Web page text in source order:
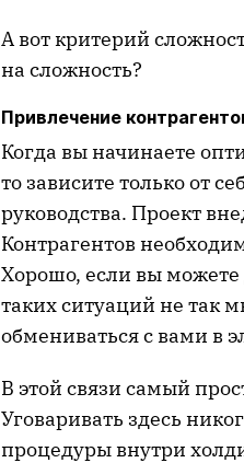
А вот критерий
на сложность?
Привлечение
Когда вы начинаете
то зависите только от
руководства. Проект
Контрагентов
Хорошо, если вы можете
таких ситуаций не так
обмениваться с вами в
В этой связи самый
Уговаривать здесь
процедуры внутри